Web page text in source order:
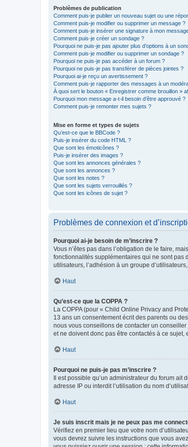
Problèmes de publication
Comment puis-je publier un nouveau sujet ou une
Comment puis-je modifier ou supprimer un message ?
Comment puis-je insérer une signature à mon
Comment puis-je créer un sondage ?
Pourquoi ne puis-je pas ajouter plus d’options à un
Comment puis-je modifier ou supprimer un sondage ?
Pourquoi ne puis-je pas accéder à un forum ?
Pourquoi ne puis-je pas transférer de pièces jointes ?
Pourquoi ai-je reçu un avertissement ?
Comment puis-je rapporter des messages à un
À quoi sert le bouton « Enregistrer comme brouillon »
Pourquoi mon message a-t-il besoin d’être approuvé ?
Comment puis-je remonter mes sujets ?
Mise en forme et types de sujets
Qu’est-ce que le BBCode ?
Puis-je insérer du code HTML ?
Que sont les émoticônes ?
Puis-je insérer des images ?
Que sont les annonces générales ?
Que sont les annonces ?
Que sont les notes ?
Que sont les sujets verrouillés ?
Que sont les icônes de sujet ?
Problèmes de connexion et
Pourquoi ai-je besoin de m’inscrire ?
Vous n’êtes pas dans l’obligation de le faire,
fonctionnalités supplémentaires qui ne sont pas
utilisateurs, l’adhésion à un groupe
Haut
Qu’est-ce que la COPPA ?
La COPPA (pour « Child Online Privacy and
13 ans un consentement écrit des parents ou
nous vous conseillons de contacter un
et ne doivent donc pas être contactés à ce sujet,
Haut
Pourquoi ne puis-je pas m’inscrire ?
Il est possible qu’un administrateur du forum ait
adresse IP ou interdit l’utilisation du nom
Haut
Je suis inscrit mais je ne peux pas me
Vérifiez en premier lieu que votre nom
vous devrez suivre les instructions que vous